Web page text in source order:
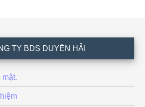
TY BDS DUYÊN HẢI
mật.